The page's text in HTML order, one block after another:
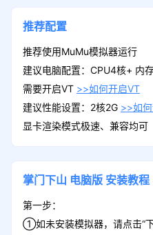
推荐配置
推荐使用MuMu模拟器运行
建议电脑配置：CPU4核+ 内
需要开启VT >>如何开启VT
建议性能设置：2核2G >>如
显卡渲染模式极速、兼容均可
掌门下山 电脑版 安装教程
第一步：
①如未安装模拟器，请点击“